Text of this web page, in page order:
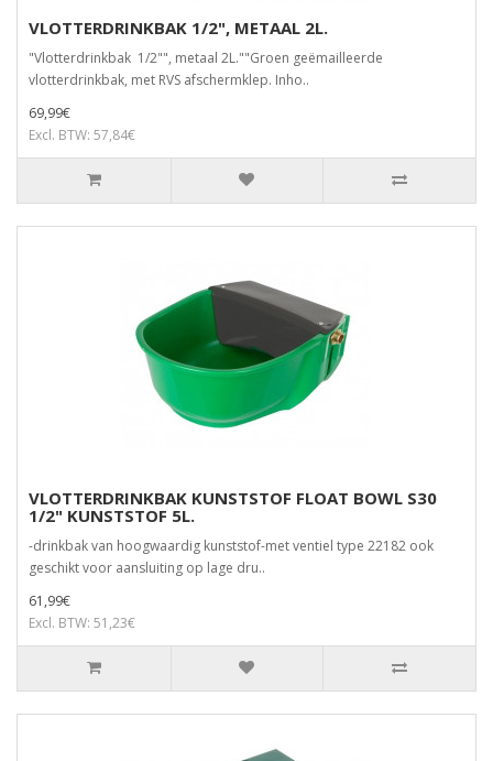
VLOTTERDRINKBAK 1/2", METAAL 2L.
"Vlotterdrinkbak 1/2"", metaal 2L.""Groen geëmailleerde
vlotterdrinkbak, met RVS afschermklep. Inho..
69,99€
Excl. BTW: 57,84€
VLOTTERDRINKBAK KUNSTSTOF FLOAT BOWL S30
1/2" KUNSTSTOF 5L.
-drinkbak van hoogwaardig kunststof-met ventiel type 22182 ook
geschikt voor aansluiting op lage dru..
61,99€
Excl. BTW: 51,23€